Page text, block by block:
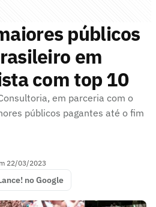
públicos
em
com top 10
em parceria com o
públicos pagantes até o fim
22/03/2023
no Google